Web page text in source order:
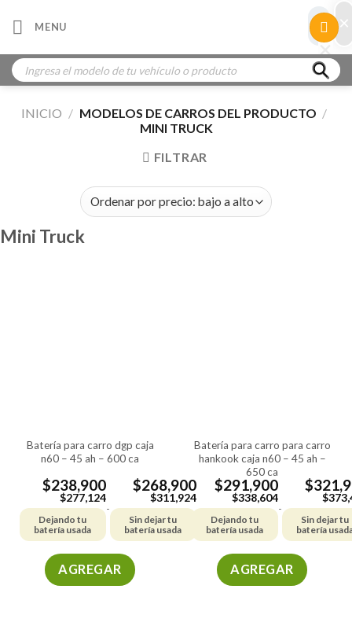
MENU
Búsqueda
de
productos
INICIO / MODELOS DE CARROS DEL PRODUCTO /
MINI TRUCK
FILTRAR
Mini Truck
batería para carro dgp caja
n60 – 45 ah – 600 ca
$238,900
$277,124
Dejando tu
batería usada
-
$268,900
$311,924
Sin dejar tu
batería usada
AGREGAR
batería para carro para carro
hankook caja n60 – 45 ah –
650 ca
$291,900
$338,604
Dejando tu
batería usada
-
$
$
Sin dejar tu
batería
AGREGAR
×
×
×
×